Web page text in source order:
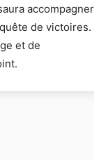
accompagner
de victoires.
et de